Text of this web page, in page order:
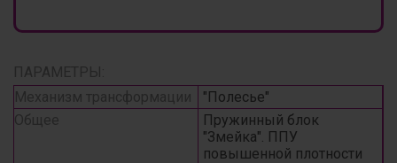
ПАРАМЕТРЫ:
Механизм трансформации
"Полесье"
Общее
Пружинный блок
"Змейка". ППУ
повышенной плотности